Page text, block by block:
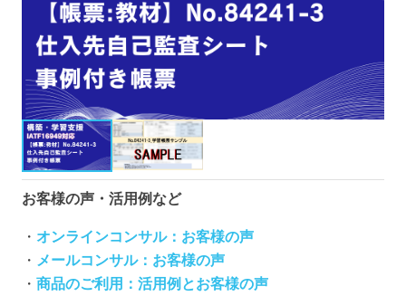
お客様の声・活用例など
・ オンラインコンサル：お客様の声
・ メールコンサル：お客様の声
・ 商品のご利用：活用例とお客様の声